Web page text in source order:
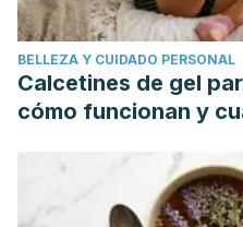
BELLEZA Y CUIDADO PERSONAL
Calcetines de gel
cómo funcionan y